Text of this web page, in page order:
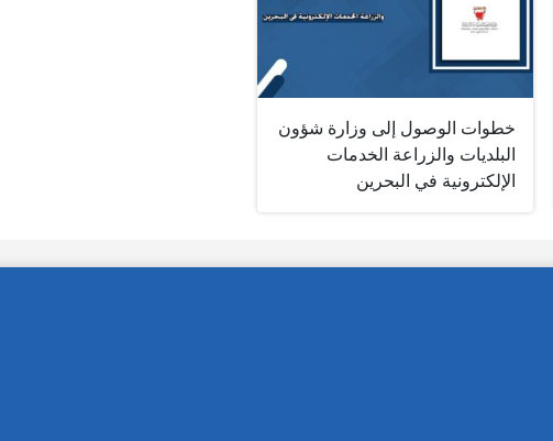
خطوات الوصول إلى وزارة شؤون
البلديات والزراعة الخدمات
الإلكترونية في البحرين